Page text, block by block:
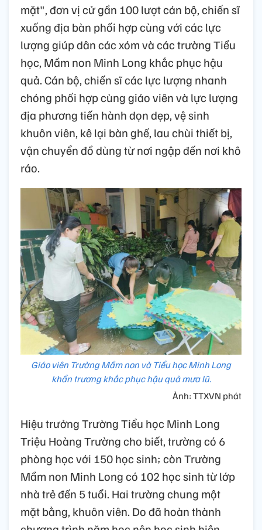
mặt", đơn vị cử gần 100 lượt cán bộ, chiến sĩ
xuống địa bàn phối hợp cùng với các lực
lượng giúp dân các xóm và các trường Tiểu
học, Mầm non Minh Long khắc phục hậu
quả. Cán bộ, chiến sĩ các lực lượng nhanh
chóng phối hợp cùng giáo viên và lực lượng
địa phương tiến hành dọn dẹp, vệ sinh
khuôn viên, kê lại bàn ghế, lau chùi thiết bị,
vận chuyển đồ dùng từ nơi ngập đến nơi khô
ráo.
Giáo viên Trường Mầm non và Tiểu học Minh Long
khẩn trương khắc phục hậu quả mưa lũ.
Ảnh: TTXVN phát
Hiệu trưởng Trường Tiểu học Minh Long
Triệu Hoàng Trường cho biết, trường có 6
phòng học với 150 học sinh; còn Trường
Mầm non Minh Long có 102 học sinh từ lớp
nhà trẻ đến 5 tuổi. Hai trường chung một
mặt bằng, khuôn viên. Do đã hoàn thành